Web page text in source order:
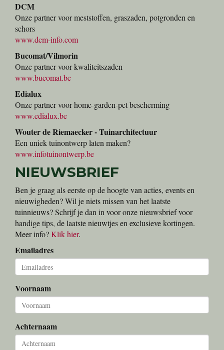
DCM
Onze partner voor meststoffen, graszaden, potgronden en
schors
www.dcm-info.com
Bucomat/Vilmorin
Onze partner voor kwaliteitszaden
www.bucomat.be
Edialux
Onze partner voor home-garden-pet bescherming
www.edialux.be
Wouter de Riemaecker - Tuinarchitectuur
Een uniek tuinontwerp laten maken?
www.infotuinontwerp.be
NIEUWSBRIEF
Ben je graag als eerste op de hoogte van acties, events en
nieuwigheden? Wil je niets missen van het laatste
tuinnieuws? Schrijf je dan in voor onze nieuwsbrief voor
handige tips, de laatste nieuwtjes en exclusieve kortingen.
Meer info?Klik hier.
Emailadres
Voornaam
Achternaam